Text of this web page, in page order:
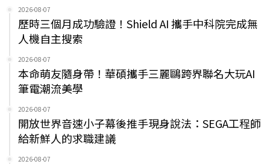
2026-08-07
歷時三個月成功驗證！Shield AI 攜手中科院完成無
人機自主搜索
2026-08-07
本命萌友隨身帶！華碩攜手三麗鷗跨界聯名大玩AI
筆電潮流美學
2026-08-07
開放世界音速小子幕後推手現身說法：SEGA工程師
給新鮮人的求職建議
2026-08-07